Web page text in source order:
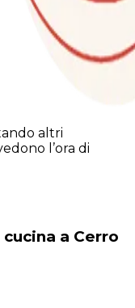
altri
l’ora di
a Cerro